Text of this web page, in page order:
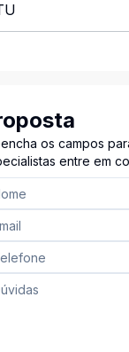
os campos
entre em